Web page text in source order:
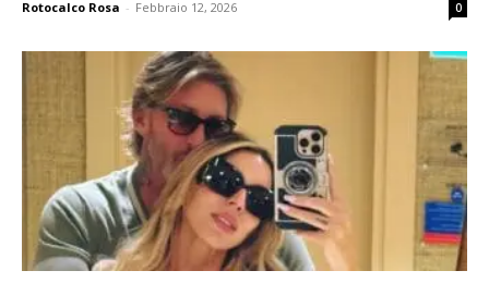
Rotocalco Rosa - Febbraio 12, 2026 0